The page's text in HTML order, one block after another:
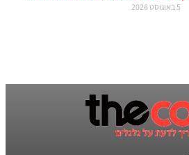
5 באוגוסט 2026